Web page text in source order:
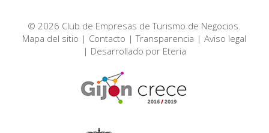
© 2026 Club de Empresas de Turismo de Negocios.
Mapa del sitio | Contacto |Transparencia |Aviso legal
| Desarrollado por Eteria